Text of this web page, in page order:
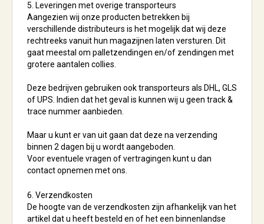
5. Leveringen met overige transporteurs
Aangezien wij onze producten betrekken bij
verschillende distributeurs is het mogelijk dat wij deze
rechtreeks vanuit hun magazijnen laten versturen. Dit
gaat meestal om palletzendingen en/of zendingen met
grotere aantalen collies.
Deze bedrijven gebruiken ook transporteurs als DHL, GLS
of UPS. Indien dat het geval is kunnen wij u geen track &
trace nummer aanbieden.
Maar u kunt er van uit gaan dat deze na verzending
binnen 2 dagen bij u wordt aangeboden.
Voor eventuele vragen of vertragingen kunt u dan
contact opnemen met ons.
6. Verzendkosten
De hoogte van de verzendkosten zijn afhankelijk van het
artikel dat u heeft besteld en of het een binnenlandse